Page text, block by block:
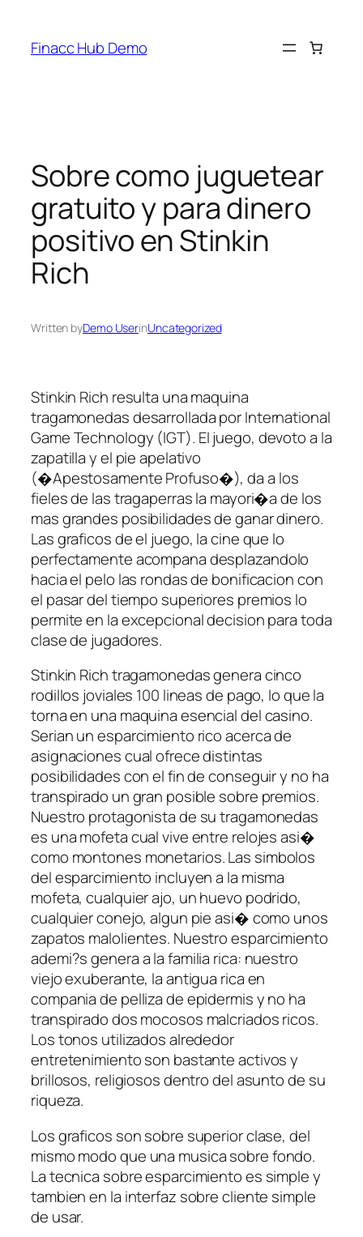
content
Finacc Hub Demo
Sobre como juguetear
gratuito y para dinero
positivo en Stinkin
Rich
Written byDemo UserinUncategorized
Stinkin Rich resulta una maquina
tragamonedas desarrollada por International
Game Technology (IGT). El juego, devoto a la
zapatilla y el pie apelativo
(�Apestosamente Profuso�), da a los
fieles de las tragaperras la mayori�a de los
mas grandes posibilidades de ganar dinero.
Las graficos de el juego, la cine que lo
perfectamente acompana desplazandolo
hacia el pelo las rondas de bonificacion con
el pasar del tiempo superiores premios lo
permite en la excepcional decision para toda
clase de jugadores.
Stinkin Rich tragamonedas genera cinco
rodillos joviales 100 lineas de pago, lo que la
torna en una maquina esencial del casino.
Serian un esparcimiento rico acerca de
asignaciones cual ofrece distintas
posibilidades con el fin de conseguir y no ha
transpirado un gran posible sobre premios.
Nuestro protagonista de su tragamonedas
es una mofeta cual vive entre relojes asi�
como montones monetarios. Las simbolos
del esparcimiento incluyen a la misma
mofeta, cualquier ajo, un huevo podrido,
cualquier conejo, algun pie asi� como unos
zapatos malolientes. Nuestro esparcimiento
ademi?s genera a la familia rica: nuestro
viejo exuberante, la antigua rica en
compania de pelliza de epidermis y no ha
transpirado dos mocosos malcriados ricos.
Los tonos utilizados alrededor
entretenimiento son bastante activos y
brillosos, religiosos dentro del asunto de su
riqueza.
Los graficos son sobre superior clase, del
mismo modo que una musica sobre fondo.
La tecnica sobre esparcimiento es simple y
tambien en la interfaz sobre cliente simple
de usar.